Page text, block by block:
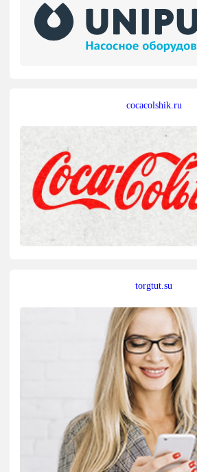
cocacolshik.ru
torgtut.su